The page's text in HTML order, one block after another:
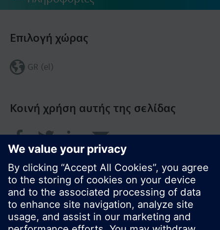
Κοινή χρήση αυτής της σελίδας
Επιλογή χώρας
GR (el)